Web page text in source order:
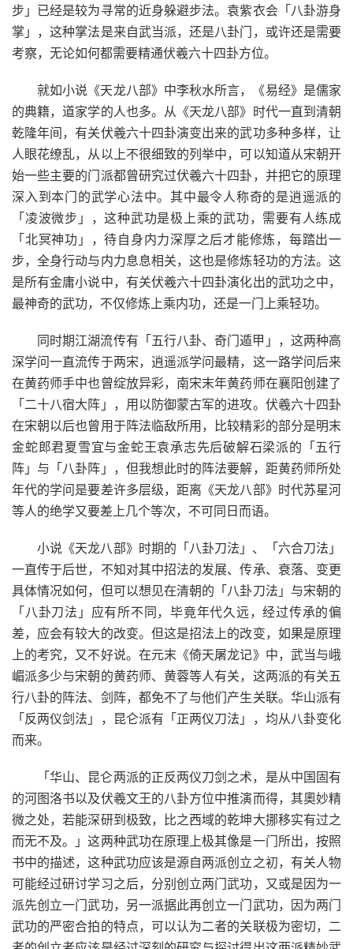
步」已经是较为寻常的近身躲避步法。袁紫衣会「八卦游身
掌」，这种掌法是来自武当派，还是八卦门，或许还是需要
考察，无论如何都需要精通伏羲六十四卦方位。
就如小说《天龙八部》中李秋水所言，《易经》是儒家
的典籍，道家学的人也多。从《天龙八部》时代一直到清朝
乾隆年间，有关伏羲六十四卦演变出来的武功多种多样，让
人眼花缭乱，从以上不很细致的列举中，可以知道从宋朝开
始一些主要的门派都曾研究过伏羲六十四卦，并把它的原理
深入到本门的武学心法中。其中最令人称奇的是逍遥派的
「凌波微步」，这种武功是极上乘的武功，需要有人练成
「北冥神功」，待自身内力深厚之后才能修炼，每踏出一
步，全身行动与内力息息相关，这也是修炼轻功的方法。这
是所有金庸小说中，有关伏羲六十四卦演化出的武功之中，
最神奇的武功，不仅修炼上乘内功，还是一门上乘轻功。
同时期江湖流传有「五行八卦、奇门遁甲」，这两种高
深学问一直流传于两宋，逍遥派学问最精，这一路学问后来
在黄药师手中也曾绽放异彩，南宋末年黄药师在襄阳创建了
「二十八宿大阵」，用以防御蒙古军的进攻。伏羲六十四卦
在宋朝以后也曾用于阵法临敌所用，比较精彩的部分是明末
金蛇郎君夏雪宜与金蛇王袁承志先后破解石梁派的「五行
阵」与「八卦阵」，但我想此时的阵法要解，距黄药师所处
年代的学问是要差许多层级，距离《天龙八部》时代苏星河
等人的绝学又要差上几个等次，不可同日而语。
小说《天龙八部》时期的「八卦刀法」、「六合刀法」
一直传于后世，不知对其中招法的发展、传承、衰落、变更
具体情况如何，但可以想见在清朝的「八卦刀法」与宋朝的
「八卦刀法」应有所不同，毕竟年代久远，经过传承的偏
差，应会有较大的改变。但这是招法上的改变，如果是原理
上的考究，又不好说。在元末《倚天屠龙记》中，武当与峨
嵋派多少与宋朝的黄药师、黄蓉等人有关，这两派的有关五
行八卦的阵法、剑阵，都免不了与他们产生关联。华山派有
「反两仪剑法」，昆仑派有「正两仪刀法」，均从八卦变化
而来。
「华山、昆仑两派的正反两仪刀剑之术，是从中国固有
的河图洛书以及伏羲文王的八卦方位中推演而得，其奧妙精
微之处，若能深研到极致，比之西域的乾坤大挪移实有过之
而无不及。」这两种武功在原理上极其像是一门所出，按照
书中的描述，这种武功应该是源自两派创立之初，有关人物
可能经过研讨学习之后，分别创立两门武功，又或是因为一
派先创立一门武功，另一派据此再创立一门武功，因为两门
武功的严密合拍的特点，可以认为二者的关联极为密切，二